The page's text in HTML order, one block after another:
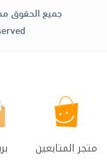
جميع الحقوق